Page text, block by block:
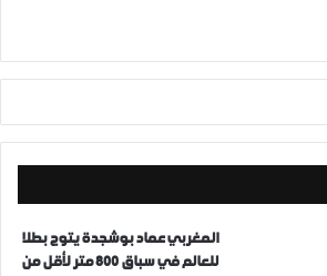
المغربي عماد بوشجدة يتوج بطلا
للعالم في سباق 800 متر لأقل من